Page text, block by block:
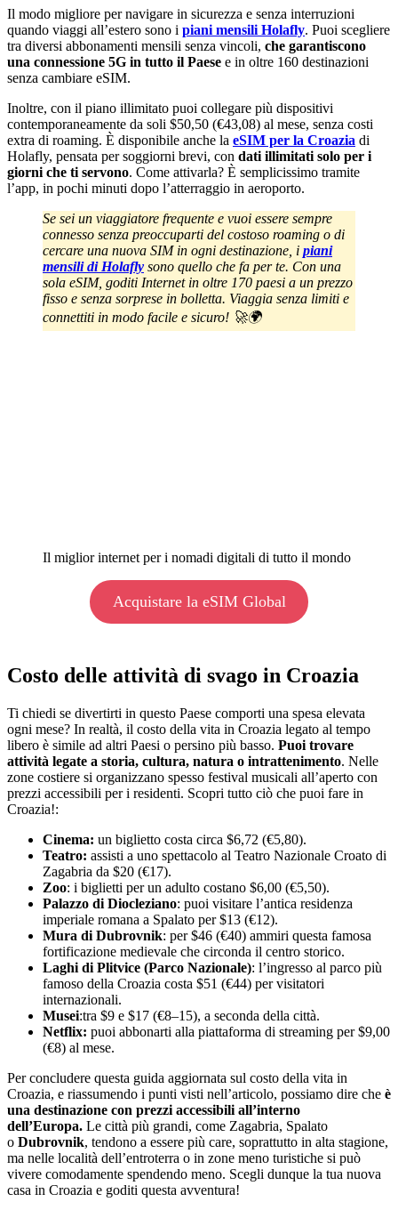
Il modo migliore per navigare in sicurezza e senza interruzioni
quando viaggi all’estero sono i piani mensili Holafly. Puoi scegliere
tra diversi abbonamenti mensili senza vincoli, che garantiscono
una connessione 5G in tutto il Paese e in oltre 160 destinazioni
senza cambiare eSIM.
Inoltre, con il piano illimitato puoi collegare più dispositivi
contemporaneamente da soli $50,50 (€43,08) al mese, senza costi
extra di roaming. È disponibile anche la eSIM per la Croazia di
Holafly, pensata per soggiorni brevi, con dati illimitati solo per i
giorni che ti servono. Come attivarla? È semplicissimo tramite
l’app, in pochi minuti dopo l’atterraggio in aeroporto.
Se sei un viaggiatore frequente e vuoi essere sempre
connesso senza preoccuparti del costoso roaming o di
cercare una nuova SIM in ogni destinazione, i piani
mensili di Holafly sono quello che fa per te. Con una
sola eSIM, goditi Internet in oltre 170 paesi a un prezzo
fisso e senza sorprese in bolletta. Viaggia senza limiti e
connettiti in modo facile e sicuro! 🚀🌍
Il miglior internet per i nomadi digitali di tutto il mondo
Acquistare la eSIM Global
Costo delle attività di svago in Croazia
Ti chiedi se divertirti in questo Paese comporti una spesa elevata
ogni mese? In realtà, il costo della vita in Croazia legato al tempo
libero è simile ad altri Paesi o persino più basso. Puoi trovare
attività legate a storia, cultura, natura o intrattenimento. Nelle
zone costiere si organizzano spesso festival musicali all’aperto con
prezzi accessibili per i residenti. Scopri tutto ciò che puoi fare in
Croazia!:
Cinema: un biglietto costa circa $6,72 (€5,80).
Teatro: assisti a uno spettacolo al Teatro Nazionale Croato di
Zagabria da $20 (€17).
Zoo: i biglietti per un adulto costano $6,00 (€5,50).
Palazzo di Diocleziano: puoi visitare l’antica residenza
imperiale romana a Spalato per $13 (€12).
Mura di Dubrovnik: per $46 (€40) ammiri questa famosa
fortificazione medievale che circonda il centro storico.
Laghi di Plitvice (Parco Nazionale): l’ingresso al parco più
famoso della Croazia costa $51 (€44) per visitatori
internazionali.
Musei:tra $9 e $17 (€8–15), a seconda della città.
Netflix: puoi abbonarti alla piattaforma di streaming per $9,00
(€8) al mese.
Per concludere questa guida aggiornata sul costo della vita in
Croazia, e riassumendo i punti visti nell’articolo, possiamo dire che è
una destinazione con prezzi accessibili all’interno
dell’Europa. Le città più grandi, come Zagabria, Spalato
o Dubrovnik, tendono a essere più care, soprattutto in alta stagione,
ma nelle località dell’entroterra o in zone meno turistiche si può
vivere comodamente spendendo meno. Scegli dunque la tua nuova
casa in Croazia e goditi questa avventura!